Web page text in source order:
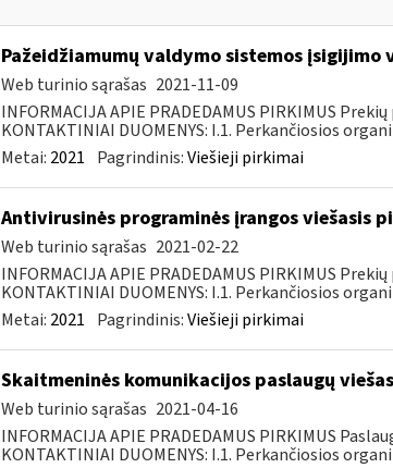
Pažeidžiamumų valdymo sistemos įsigijimo
Web turinio sąrašas 2021-11-09
INFORMACIJA APIE PRADEDAMUS PIRKIMUS
KONTAKTINIAI DUOMENYS: I.1. Perkančiosios
Metai: 2021 Pagrindinis:Viešieji pirkimai
Antivirusinės programinės įrangos viešasis
Web turinio sąrašas 2021-02-22
INFORMACIJA APIE PRADEDAMUS PIRKIMUS
KONTAKTINIAI DUOMENYS: I.1. Perkančiosios
Metai: 2021 Pagrindinis:Viešieji pirkimai
Skaitmeninės komunikacijos paslaugų
Web turinio sąrašas 2021-04-16
INFORMACIJA APIE PRADEDAMUS PIRKIMUS
KONTAKTINIAI DUOMENYS: I.1. Perkančiosios